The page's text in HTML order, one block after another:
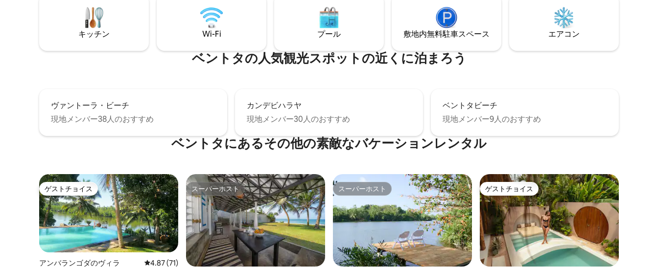
を楽しむのに最適です。 セルフケータリ
ングの家には、3つのエアコン付きベッド
ルームがあり、6名様が宿泊できます。
です。 ヒッカドゥワから車ですぐの便利
なロケーションにあります。
ソ、エアフライヤー ハイチェア、ベッ
ド、ポータコット スタッフは毎日現場に
います。毎日の朝食は無料で、マネージ
ャーがパーティーのためにシェフを手配
庭。 インド洋はすぐそこで、完璧な熱帯
休暇をお過ごしいただけます！
キッチン Wi-Fi プール 敷地内無料駐⁠車ス⁠ペ⁠ー⁠ス エアコン
ベントタの人気観光スポットの近くに泊まろう
ヴァントーラ・ビーチ
現地メンバー38人のおすすめ
カンデビハラヤ
現地メンバー30人のおすすめ
ベントタビーチ
現地メンバー9人のおすすめ
ベントタにあるその他の素敵なバケーションレンタル
ゲストチョイス
ゲストチョイス
アンバランゴダのヴィラ レビュー71件、5つ星中4.87つ星の平均評価
4.87 (71)
スーパーホスト
スーパーホスト スーパーホスト
スーパーホスト ゲストチョイス
ゲストチョイス